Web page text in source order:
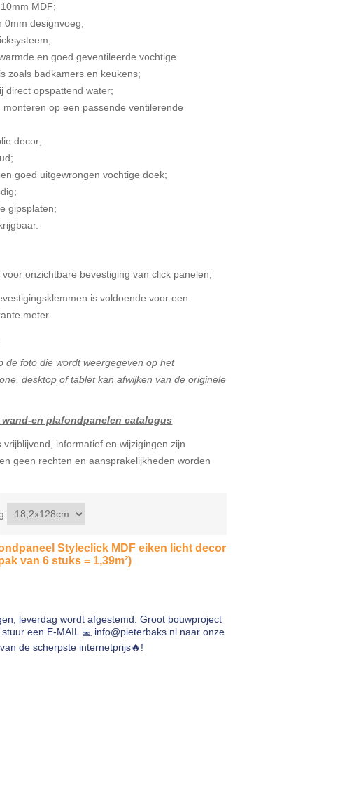
MDF;
0mm designvoeg;
en goed geventileerde vochtige
zoals badkamers en keukens;
direct opspattend water;
op een passende ventilerende
decor;
goed uitgewrongen vochtige doek;
gipsplaten;
onzichtbare bevestiging van click panelen;
is voldoende voor een
meter.
de foto die wordt weergegeven op het
desktop of tablet kan afwijken van de originele
wand-en plafondpanelen catalogus
informatief en wijzigingen zijn
geen rechten en aansprakelijkheden worden
Styleclick MDF eiken licht decor
van 6 stuks = 1,39m²)
leverdag wordt afgestemd. Groot bouwproject
een E-MAIL 💻 info@pieterbaks.nl naar onze
de scherpste internetprijs🔥!